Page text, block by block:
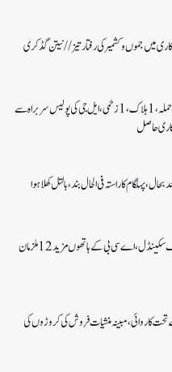
میں جموں و کشمیر کی رفتار تیز// نیتن گڈکری
کولگام میں غیر مقامی مزدوروں پر حملہ،1ہلاک،1زخمی،ایل جی کی پولیس سربراہ سے
حاصل
فائر اینڈ ایمرجنسی سروسز کا پیپر لیک سکینڈل،اے سی بی کے ہاتھوں مزید 12 ملزمان
کاروائی، مبینہ منشیات فروش کی کروڑوں کی